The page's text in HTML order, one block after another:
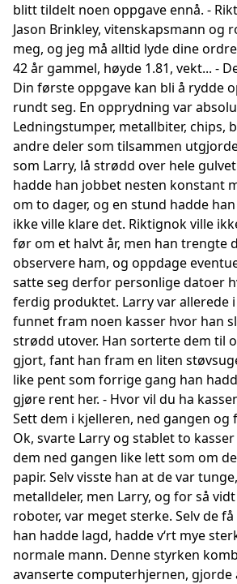
blitt tildelt noen oppgave ennå. -
Jason Brinkley, vitenskapsmann og
meg, og jeg må alltid lyde dine
42 år gammel, høyde 1.81, vekt... -
Din første oppgave kan bli å rydde
rundt seg. En opprydning var
Ledningstumper, metallbiter, chips,
andre deler som tilsammen
som Larry, lå strødd over hele
hadde han jobbet nesten konstant
om to dager, og en stund hadde
ikke ville klare det. Riktignok ville
før om et halvt år, men han trengte
observere ham, og oppdage
satte seg derfor personlige datoer
ferdig produktet. Larry var allerede
funnet fram noen kasser hvor han
strødd utover. Han sorterte dem til
gjort, fant han fram en liten
like pent som forrige gang han
gjøre rent her. - Hvor vil du ha
Sett dem i kjelleren, ned gangen
Ok, svarte Larry og stablet to
dem ned gangen like lett som om
papir. Selv visste han at de var
metalldeler, men Larry, og for så
roboter, var meget sterke. Selv de
han hadde lagd, hadde v‘rt mye
normale mann. Denne styrken
avanserte computerhjernen,